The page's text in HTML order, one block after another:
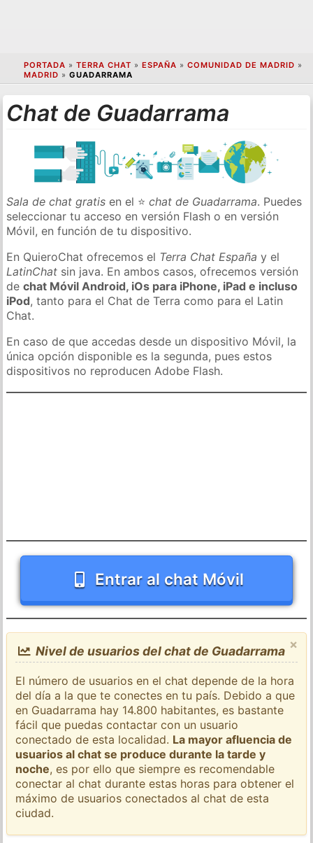
PORTADA » TERRA CHAT » ESPAÑA » COMUNIDAD DE MADRID »
MADRID » GUADARRAMA
Chat de Guadarrama
Sala de chat gratis en el ⭐chat de Guadarrama. Puedes
seleccionar tu acceso en versión Flash o en versión
Móvil, en función de tu dispositivo.
En QuieroChat ofrecemos el Terra Chat España y el
LatinChat sin java. En ambos casos, ofrecemos versión
dechat Móvil Android, iOs para iPhone, iPad e incluso
iPod, tanto para el Chat de Terra como para el Latin
Chat.
En caso de que accedas desde un dispositivo Móvil, la
única opción disponible es la segunda, pues estos
dispositivos no reproducen Adobe Flash.
Entrar al chat Móvil
×
Nivel de usuarios del chat de Guadarrama
El número de usuarios en el chat depende de la hora
del día a la que te conectes en tu país. Debido a que
en Guadarrama hay 14.800 habitantes, es bastante
fácil que puedas contactar con un usuario
conectado de esta localidad. La mayor afluencia de
usuarios al chat se produce durante la tarde y
noche, es por ello que siempre es recomendable
conectar al chat durante estas horas para obtener el
máximo de usuarios conectados al chat de esta
ciudad.